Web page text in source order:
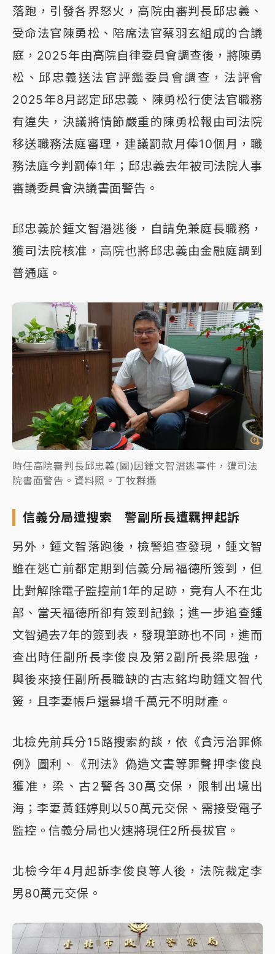
落跑，引發各界怒火，高院由審判長邱忠義、
受命法官陳勇松、陪席法官蔡羽玄組成的合議
庭，2025年由高院自律委員會調查後，將陳勇
松、邱忠義送法官評鑑委員會調查，法評會
2025年8月認定邱忠義、陳勇松行使法官職務
有違失，決議將情節嚴重的陳勇松報由司法院
移送職務法庭審理，建議罰款月俸10個月，職
務法庭今判罰俸1年；邱忠義去年被司法院人事
審議委員會決議書面警告。
邱忠義於鍾文智潛逃後，自請免兼庭長職務，
獲司法院核准，高院也將邱忠義由金融庭調到
普通庭。
時任高院審判長邱忠義(圖)因鍾文智潛逃事件，遭司法
院書面警告。資料照。丁牧群攝
信義分局遭搜索 警副所長遭羈押起訴
另外，鍾文智落跑後，檢警追查發現，鍾文智
雖在逃亡前都定期到信義分局福德所簽到，但
比對解除電子監控前1年的足跡，竟有人不在北
部、當天福德所卻有簽到記錄；進一步追查鍾
文智過去7年的簽到表，發現筆跡也不同，進而
查出時任副所長李俊良及第2副所長梁思強，
與後來接任副所長職缺的古志銘均助鍾文智代
簽，且李妻帳戶還暴增千萬元不明財產。
北檢先前兵分15路搜索約談，依《貪污治罪條
例》圖利、《刑法》偽造文書等罪聲押李俊良
獲准，梁、古2警各30萬交保，限制出境出
海；李妻黃鈺婷則以50萬元交保、需接受電子
監控。信義分局也火速將現任2所長拔官。
北檢今年4月起訴李俊良等人後，法院裁定李
男80萬元交保。